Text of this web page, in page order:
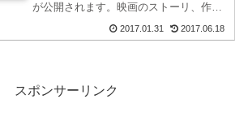
が公開されます。映画のストーリ、作品
内容や新キャラなどについて調べてみま
した。関連記事 名探偵コナンの最新コミ
2017.01.31 2017.06.18
スポンサーリンク